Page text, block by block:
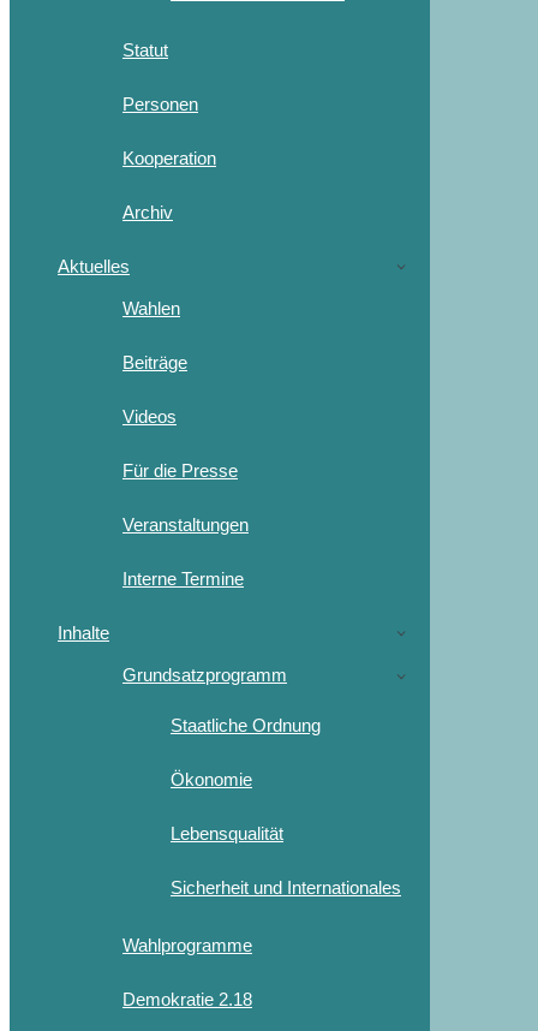
Statut
Personen
Kooperation
Archiv
Aktuelles
Wahlen
Beiträge
Videos
Für die Presse
Veranstaltungen
Interne Termine
Inhalte
Grundsatzprogramm
Staatliche Ordnung
Ökonomie
Lebensqualität
Sicherheit und Internationales
Wahlprogramme
Demokratie 2.18